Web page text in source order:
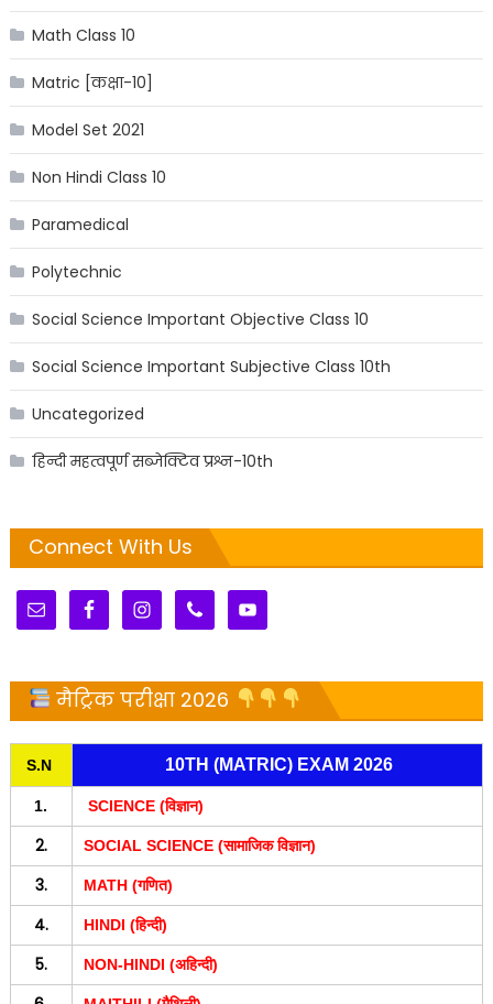
Math Class 10
Matric [कक्षा-10]
Model Set 2021
Non Hindi Class 10
Paramedical
Polytechnic
Social Science Important Objective Class 10
Social Science Important Subjective Class 10th
Uncategorized
हिन्दी महत्वपूर्ण सब्जेक्टिव प्रश्न-10th
Connect With Us
मैट्रिक परीक्षा 2026
S.N 10TH (MATRIC) EXAM 2026
1. SCIENCE (विज्ञान)
2. SOCIAL SCIENCE (सामाजिक विज्ञान)
3. MATH (गणित)
4. HINDI (हिन्दी)
5. NON-HINDI (अहिन्दी)